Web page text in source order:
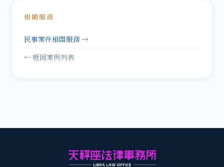
相關服務
民事案件相關服務 →
← 返回案例列表